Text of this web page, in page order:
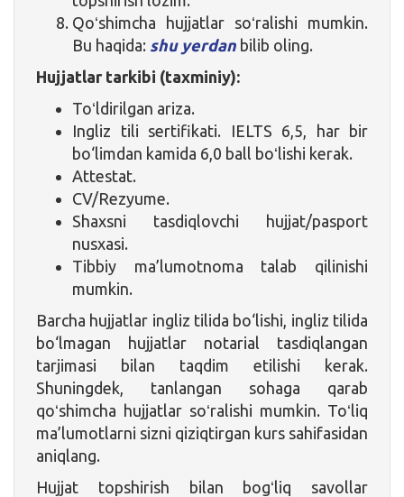
Qoʻshimcha hujjatlar soʻralishi mumkin.
Bu haqida: shu yerdan bilib oling.
Hujjatlar tarkibi (taxminiy):
Toʻldirilgan ariza.
Ingliz tili sertifikati. IELTS 6,5, har bir
bo‘limdan kamida 6,0 ball boʻlishi kerak.
Attestat.
CV/Rezyume.
Shaxsni tasdiqlovchi hujjat/pasport
nusxasi.
Tibbiy ma’lumotnoma talab qilinishi
mumkin.
Barcha hujjatlar ingliz tilida bo‘lishi, ingliz tilida
bo‘lmagan hujjatlar notarial tasdiqlangan
tarjimasi bilan taqdim etilishi kerak.
Shuningdek, tanlangan sohaga qarab
qoʻshimcha hujjatlar soʻralishi mumkin. Toʻliq
ma’lumotlarni sizni qiziqtirgan kurs sahifasidan
aniqlang.
Hujjat topshirish bilan bogʻliq savollar